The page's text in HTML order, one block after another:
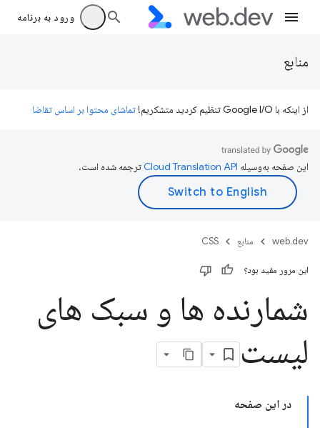
ورود به برنامه
منابع
از اینکه با Google I/O تنظیم کردید متشکریم! تماشای محتوا بر اساس تقاضا
این صفحه به‌وسیله ترجمه شده است.
web.dev منابع CSS
این مرور مفید بود؟
شمارنده ها و سبک های
لیست
در این صفحه